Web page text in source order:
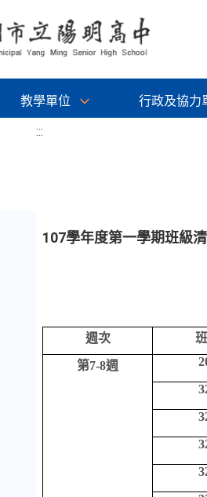
教學單位 行政及協力
:::
107學年度第一學期班級
週次
第7-8週